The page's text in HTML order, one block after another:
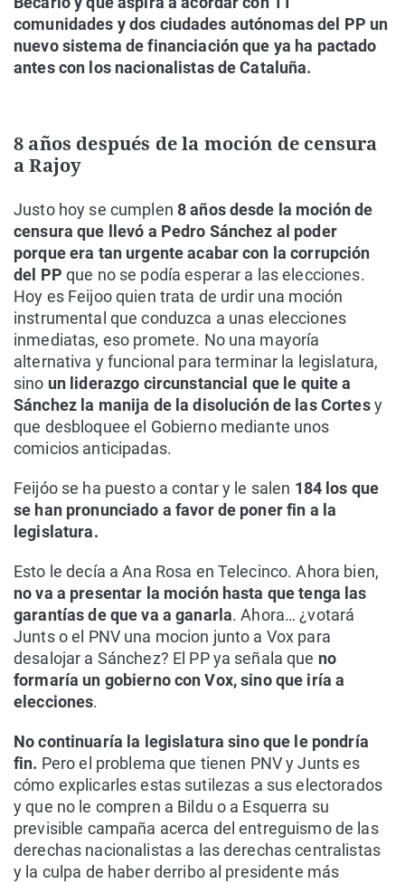
comunidades y dos ciudades autónomas del PP un
nuevo sistema de financiación que ya ha pactado
antes con los nacionalistas de Cataluña.
8 años después de la moción de censura
a Rajoy
Justo hoy se cumplen 8 años desde la moción de
censura que llevó a Pedro Sánchez al poder
porque era tan urgente acabar con la corrupción
del PP que no se podía esperar a las elecciones.
Hoy es Feijoo quien trata de urdir una moción
instrumental que conduzca a unas elecciones
inmediatas, eso promete. No una mayoría
alternativa y funcional para terminar la legislatura,
sino un liderazgo circunstancial que le quite a
Sánchez la manija de la disolución de las Cortesy
que desbloquee el Gobierno mediante unos
comicios anticipadas.
Feijóo se ha puesto a contar y le salen 184 los que
se han pronunciado a favor de poner fin a la
legislatura.
Esto le decía a Ana Rosa en Telecinco. Ahora bien,
no va a presentar la moción hasta que tenga las
garantías de que va a ganarla. Ahora… ¿votará
Junts o el PNV una mocion junto a Vox para
desalojar a Sánchez? El PP ya señala que no
formaría un gobierno con Vox, sino que iría a
elecciones.
No continuaría la legislatura sino que le pondría
fin. Pero el problema que tienen PNV y Junts es
cómo explicarles estas sutilezas a sus electorados
y que no le compren a Bildu o a Esquerra su
previsible campaña acerca del entreguismo de las
derechas nacionalistas a las derechas centralistas
y la culpa de haber derribo al presidente más